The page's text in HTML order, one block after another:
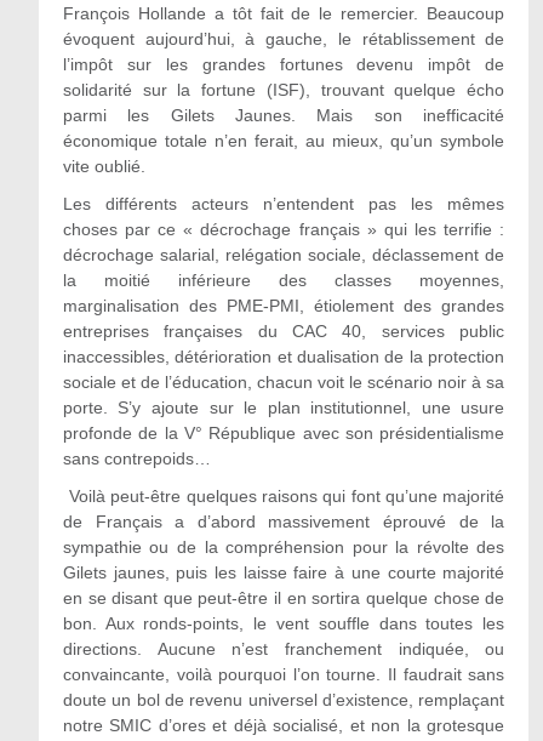
François Hollande a tôt fait de le remercier. Beaucoup
évoquent aujourd’hui, à gauche, le rétablissement de
l’impôt sur les grandes fortunes devenu impôt de
solidarité sur la fortune (ISF), trouvant quelque écho
parmi les Gilets Jaunes. Mais son inefficacité
économique totale n’en ferait, au mieux, qu’un symbole
vite oublié.
Les différents acteurs n’entendent pas les mêmes
choses par ce « décrochage français » qui les terrifie :
décrochage salarial, relégation sociale, déclassement de
la moitié inférieure des classes moyennes,
marginalisation des PME-PMI, étiolement des grandes
entreprises françaises du CAC 40, services public
inaccessibles, détérioration et dualisation de la protection
sociale et de l’éducation, chacun voit le scénario noir à sa
porte. S’y ajoute sur le plan institutionnel, une usure
profonde de la V° République avec son présidentialisme
sans contrepoids…
Voilà peut-être quelques raisons qui font qu’une majorité
de Français a d’abord massivement éprouvé de la
sympathie ou de la compréhension pour la révolte des
Gilets jaunes, puis les laisse faire à une courte majorité
en se disant que peut-être il en sortira quelque chose de
bon. Aux ronds-points, le vent souffle dans toutes les
directions. Aucune n’est franchement indiquée, ou
convaincante, voilà pourquoi l’on tourne. Il faudrait sans
doute un bol de revenu universel d’existence, remplaçant
notre SMIC d’ores et déjà socialisé, et non la grotesque